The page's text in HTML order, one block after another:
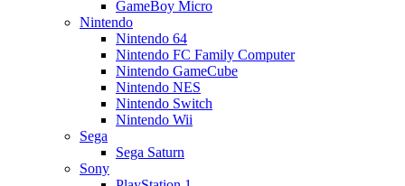
GameBoy Micro
Nintendo
Nintendo 64
Nintendo FC Family Computer
Nintendo GameCube
Nintendo NES
Nintendo Switch
Nintendo Wii
Sega
Sega Saturn
Sony